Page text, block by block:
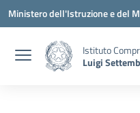
Vai ai contenuti
Vai al menu di navigazione
Vai al footer
Ministero dell'Istruzione e del
Istituto
Luigi